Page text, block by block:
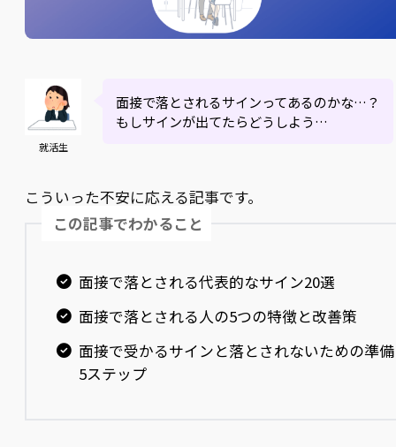
就活生
面接で落とされるサインってあるのかな…？
もしサインが出てたらどうしよう…
こういった不安に応える記事です。
この記事でわかること
面接で落とされる代表的なサイン20選
面接で落とされる人の5つの特徴と改善策
面接で受かるサインと落とされないための準備
5ステップ